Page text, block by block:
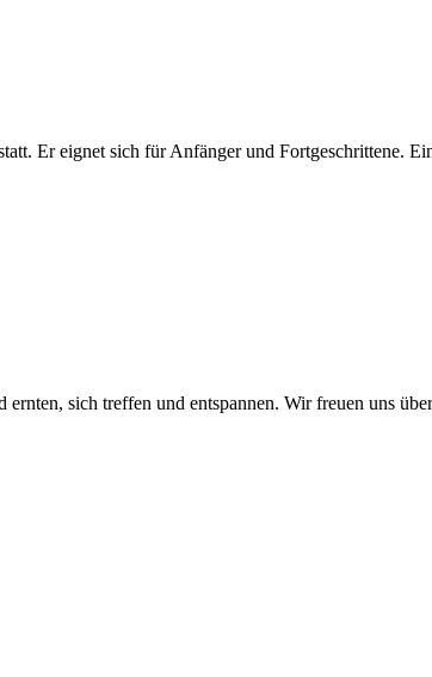
Er eignet sich für Anfänger und Fortgeschrittene.
sich treffen und entspannen. Wir freuen uns